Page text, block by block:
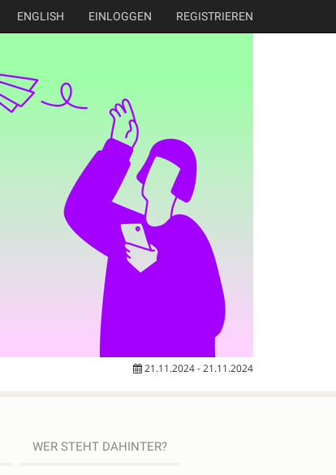
ENGLISH EINLOGGEN REGISTRIEREN
21.11.2024 - 21.11.2024
WER STEHT DAHINTER?